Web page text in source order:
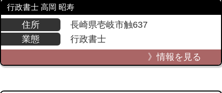
行政書士 高岡 昭寿
住所
長崎県壱岐市触637
業態
行政書士
》情報を見る